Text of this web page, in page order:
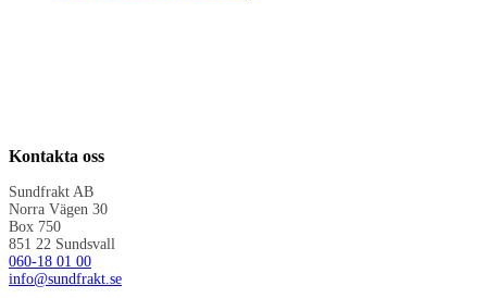
Kontakta oss
Sundfrakt AB
Norra Vägen 30
Box 750
851 22 Sundsvall
060-18 01 00
info@sundfrakt.se